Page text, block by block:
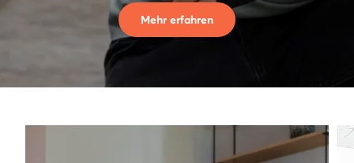
Mehr erfahren